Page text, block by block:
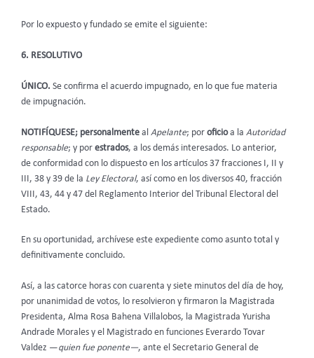
Por lo expuesto y fundado se emite el siguiente:
6. RESOLUTIVO
ÚNICO. Se confirma el acuerdo impugnado, en lo que fue materia
de impugnación.
NOTIFÍQUESE; personalmente al Apelante; por oficioa la Autoridad
responsable; y por estrados, a los demás interesados. Lo anterior,
de conformidad con lo dispuesto en los artículos 37 fracciones I, II y
III, 38 y 39 de la Ley Electoral, así como en los diversos 40, fracción
VIII, 43, 44 y 47 del Reglamento Interior del Tribunal Electoral del
Estado.
En su oportunidad, archívese este expediente como asunto total y
definitivamente concluido.
Así, a las catorce horas con cuarenta y siete minutos del día de hoy,
por unanimidad de votos, lo resolvieron y firmaron la Magistrada
Presidenta, Alma Rosa Bahena Villalobos, la Magistrada Yurisha
Andrade Morales y el Magistrado en funciones Everardo Tovar
Valdez —quien fue ponente—, ante el Secretario General de